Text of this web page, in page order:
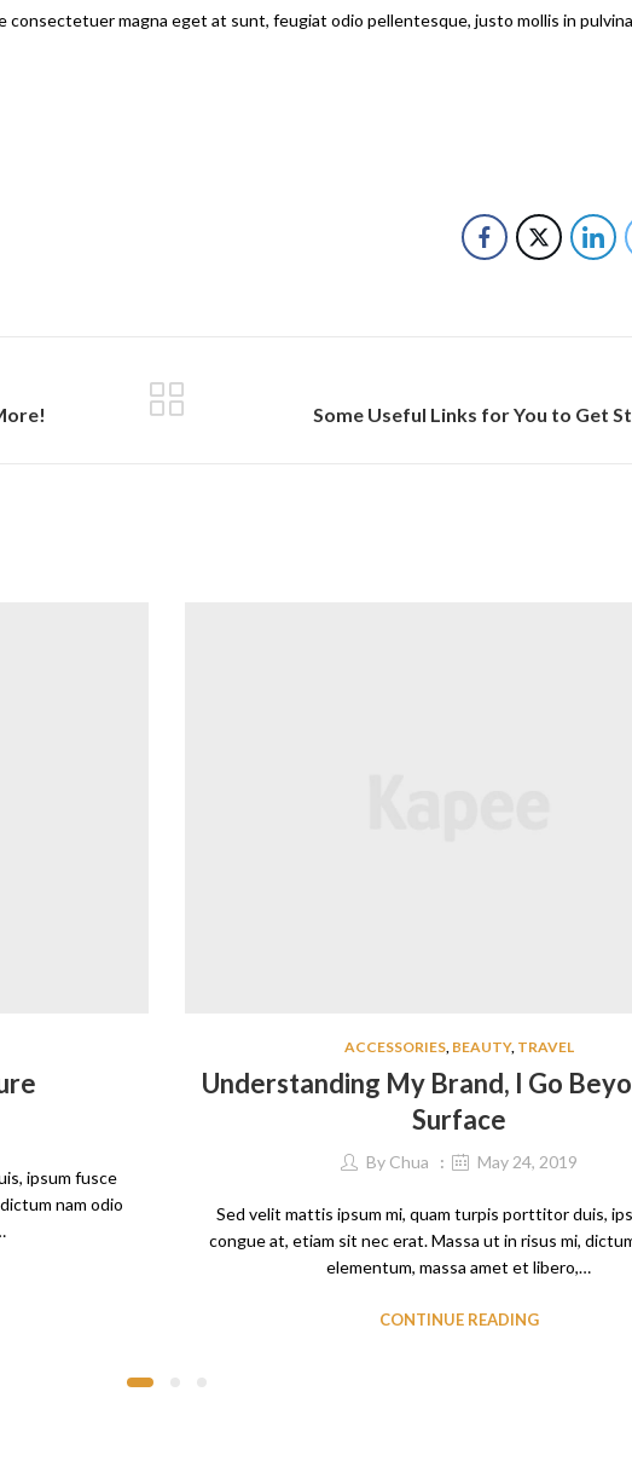
consectetuer magna eget at sunt, feugiat odio pellentesque, justo mollis in
Some Useful Links for You to Get
ipsum fusce
nam odio
ACCESSORIES, BEAUTY, TRAVEL
Understanding My Brand, I Go
Surface
By Chua May 24, 2019
Sed velit mattis ipsum mi, quam turpis porttitor duis,
congue at, etiam sit nec erat. Massa ut in risus mi,
elementum, massa amet et libero,…
CONTINUE READING